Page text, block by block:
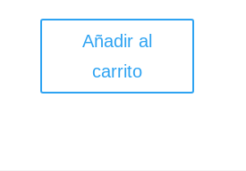
Añadir al
carrito